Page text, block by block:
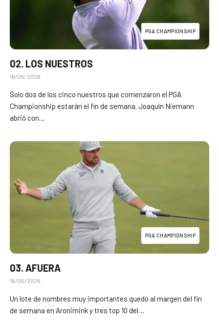
PGA CHAMPIONSHIP
02. LOS NUESTROS
16/05/2026
Solo dos de los cinco nuestros que comenzaron el PGA
Championship estarán el fin de semana. Joaquín Niemann
abrió con…
PGA CHAMPIONSHIP
03. AFUERA
16/05/2026
Un lote de nombres muy importantes quedó al margen del fin
de semana en Aronimink y tres top 10 del…